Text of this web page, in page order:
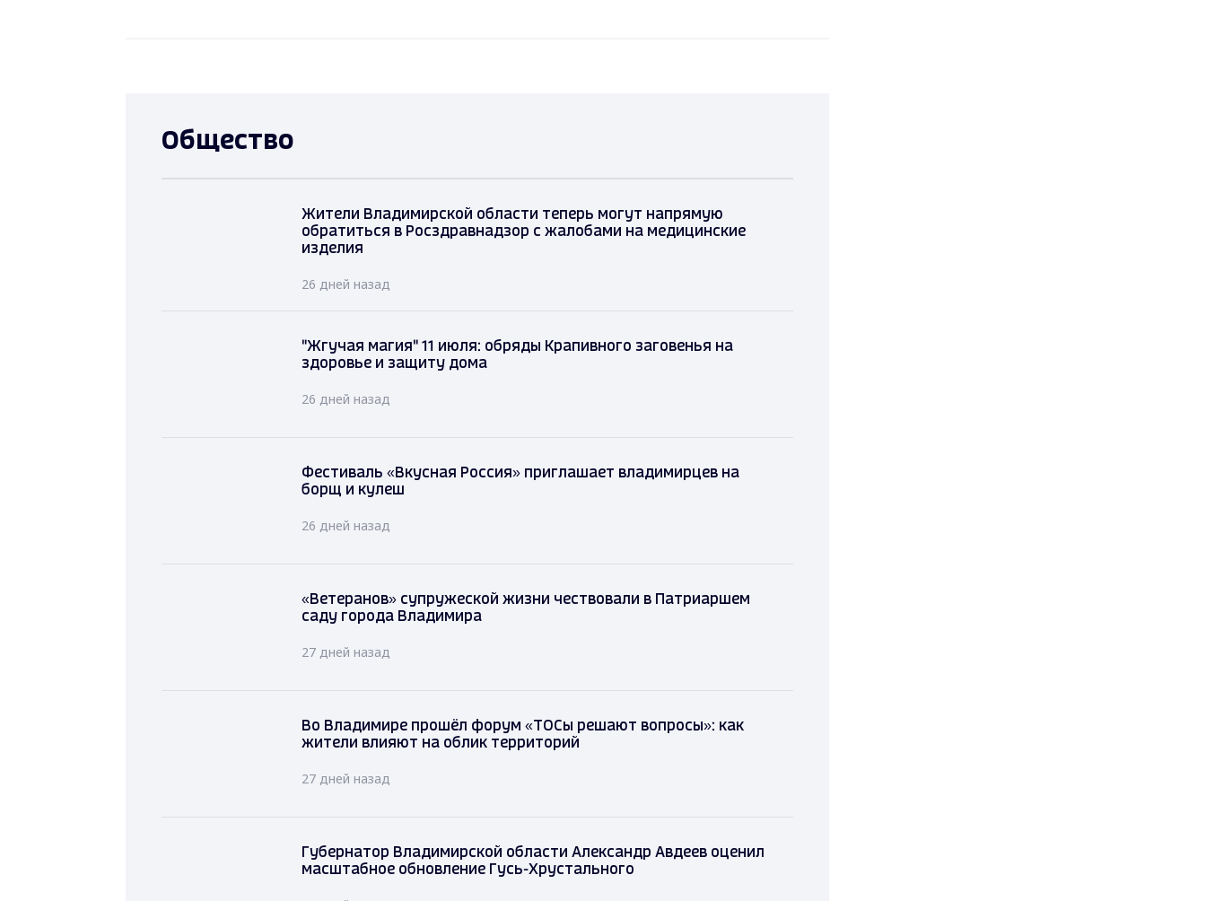
Общество
Жители Владимирской области теперь могут напрямую
обратиться в Росздравнадзор с жалобами на медицинские
изделия
26 дней назад
"Жгучая магия" 11 июля: обряды Крапивного заговенья на
здоровье и защиту дома
26 дней назад
Фестиваль «Вкусная Россия» приглашает владимирцев на
борщ и кулеш
26 дней назад
«Ветеранов» супружеской жизни чествовали в Патриаршем
саду города Владимира
27 дней назад
Во Владимире прошёл форум «ТОСы решают вопросы»: как
жители влияют на облик территорий
27 дней назад
Губернатор Владимирской области Александр Авдеев оценил
масштабное обновление Гусь-Хрустального